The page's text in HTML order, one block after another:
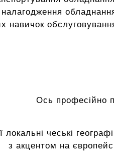
навичок
Ось професійно
локальні чеські
з акцентом на